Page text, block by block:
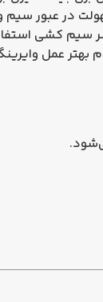
در عبور
سیم کشی
بهتر عمل